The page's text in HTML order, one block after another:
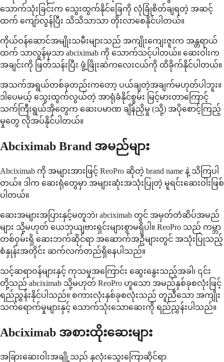
သောက်သုံးခြင်းက သွေးထွက်နိုင်ခြေကို လုံခြုံစိတ်ချရတဲ့ အဆင့်
ထက် ကျော်လွန်ပြီး သိသိသာသာ တိုးလာစေနိုင်ပါတယ်။
ကိုယ်ဝန်ဆောင်အမျိုးသမီးများသည် အကျိုးကျေးဇူးက အန္တရာယ်
ထက် သာလွန်မှသာ abciximab ကို သောက်သင့်ပါတယ်။ ဆေးဝါးက
အချင်းကို ဖြတ်သန်းပြီး ဖွံ့ဖြိုးဆဲကလေးငယ်ကို ထိခိုက်နိုင်ပါတယ်။
အသက်အရွယ်တစ်ခုတည်းကတော့ ပယ်ချတဲ့အချက်မဟုတ်ပါဘူး။
ဒါပေမယ့် သွေးထွက်လွယ်တဲ့ အာရုံခံနိုင်စွမ်း မြင့်မားတာကြောင့်
သက်ကြီးရွယ်အိုတွေက ဆေးပမာဏ ချိန်ညှိမှု (သို့) အပိုစောင့်ကြည့်
မှုတွေ လိုအပ်နိုင်ပါတယ်။
Abciximab Brand အမည်များ
Abciximab ကို အများအားဖြင့် ReoPro ဆိုတဲ့ brand name နဲ့ သိကြပါ
တယ်။ ဒါက ဆေးရုံတွေမှာ အများဆုံးအသုံးပြုတဲ့ မူရင်းဆေးဝါးဖြစ်
ပါတယ်။
ဆေးအများအပြားနှင့်မတူဘဲ၊ abciximab တွင် အမှတ်တံဆိပ်အမည်
များ သို့မဟုတ် ယေဘုယျဗားရှင်းများစွာမရှိပါ။ ReoPro သည် ကမ္ဘာ
တစ်ဝှမ်းရှိ ဆေးဘက်ဆိုင်ရာ အဆောက်အဦများတွင် အသုံးပြုသည့်
စံနှုန်းအတိုင်း ဆက်လက်တည်ရှိနေပါသည်။
သင့်ဆရာဝန်များနှင့် ကုသမှုအကြောင်း ဆွေးနွေးသည့်အခါ၊ ၎င်း
တို့သည် abciximab သို့မဟုတ် ReoPro ဟူသော အမည်နှစ်ခုစလုံးဖြင့်
ရည်ညွှန်းနိုင်ပါသည်။ စကားလုံးနှစ်ခုစလုံးသည် တူညီသော အကျိုး
သက်ရောက်မှုများနှင့် သောက်သုံးသောဆေးကို ရည်ညွှန်းပါသည်။
Abciximab အစားထိုးဆေးများ
အခြားဆေးဝါးအချို့သည် နှလုံးသွေးကြောဆိုင်ရာ